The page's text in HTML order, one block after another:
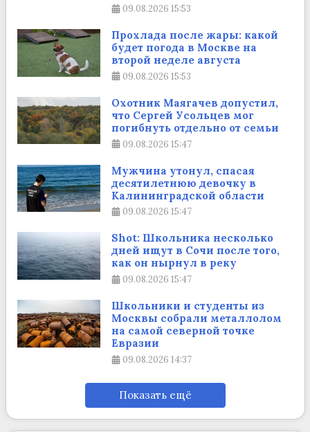
09.08.2026 15:53
Прохлада после жары: какой
будет погода в Москве на
второй неделе августа
09.08.2026 15:53
Охотник Маягачев допустил,
что Сергей Усольцев мог
погибнуть отдельно от семьи
09.08.2026 15:47
Мужчина утонул, спасая
десятилетнюю девочку в
Калининградской области
09.08.2026 15:47
Shot: Школьника несколько
дней ищут в Сочи после того,
как он нырнул в реку
09.08.2026 15:47
Школьники и студенты из
Москвы собрали металлолом
на самой северной точке
Евразии
09.08.2026 14:37
Показать ещё